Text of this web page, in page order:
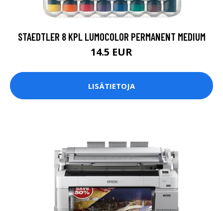
STAEDTLER 8 KPL LUMOCOLOR PERMANENT MEDIUM
14.5 EUR
LISÄTIETOJA